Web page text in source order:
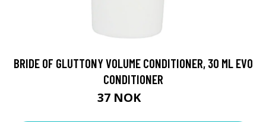
BRIDE OF GLUTTONY VOLUME CONDITIONER, 30 ML EVO
CONDITIONER
37 NOK